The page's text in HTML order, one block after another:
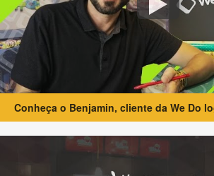
Conheça o Benjamin, cliente da We Do